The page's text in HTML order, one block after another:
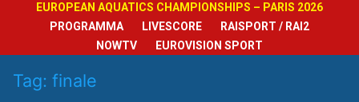
EUROPEAN AQUATICS CHAMPIONSHIPS – PARIS 2026
PROGRAMMA
LIVESCORE
RAISPORT / RAI2
NOWTV
EUROVISION SPORT
Tag: finale